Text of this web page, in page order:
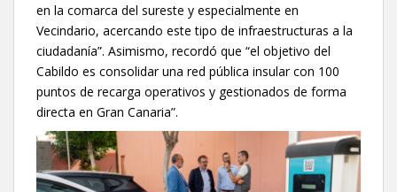
en la comarca del sureste y especialmente en
Vecindario, acercando este tipo de infraestructuras a la
ciudadanía”. Asimismo, recordó que “el objetivo del
Cabildo es consolidar una red pública insular con 100
puntos de recarga operativos y gestionados de forma
directa en Gran Canaria”.